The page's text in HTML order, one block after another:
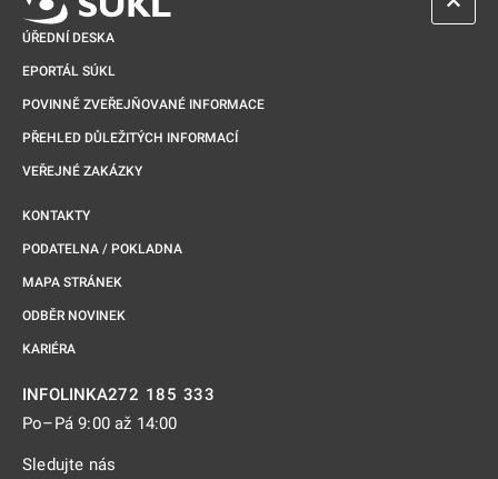
ÚŘEDNÍ DESKA
EPORTÁL SÚKL
POVINNĚ ZVEŘEJŇOVANÉ INFORMACE
PŘEHLED DŮLEŽITÝCH INFORMACÍ
VEŘEJNÉ ZAKÁZKY
KONTAKTY
PODATELNA / POKLADNA
MAPA STRÁNEK
ODBĚR NOVINEK
KARIÉRA
INFOLINKA272 185 333
Po–Pá 9:00 až 14:00
Sledujte nás